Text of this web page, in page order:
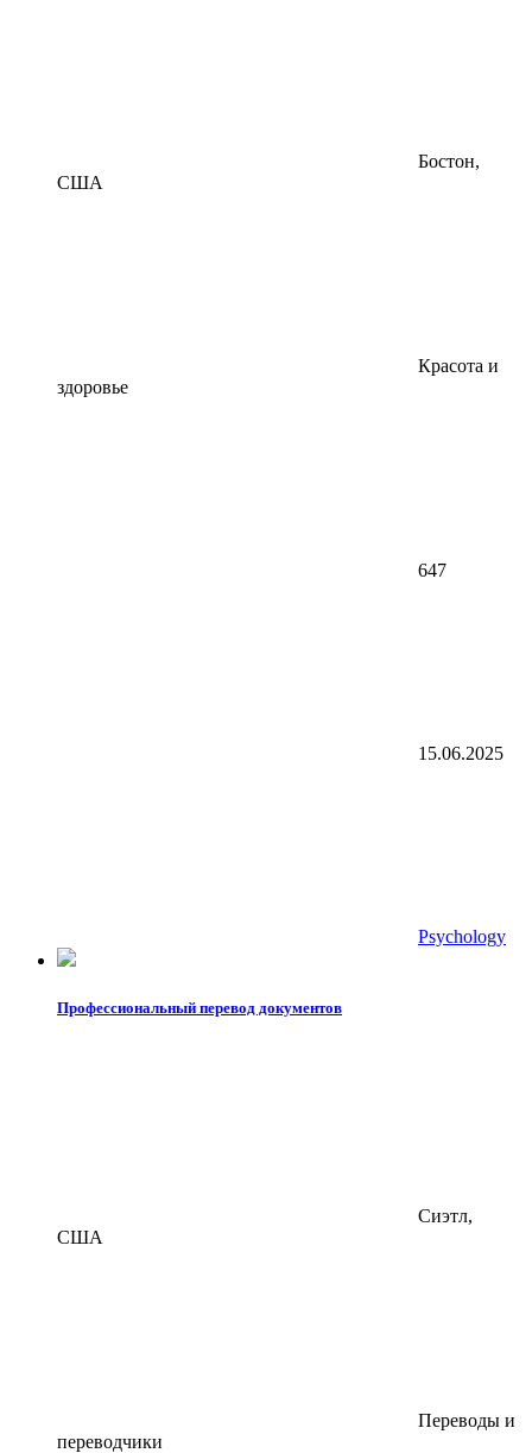
Бостон,
США
Красота и
здоровье
647
15.06.2025
Psychology
Профессиональный перевод документов
Сиэтл,
США
Переводы и
переводчики